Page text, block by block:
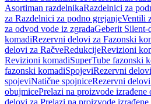
Asortiman razdelnikaRazdelnici za
za Razdelnici za podno grejanjeVentili
za odvod vode iz zgradaGeberit Silent-
komadiRezervni delovi za Fazonski
delovi za RačveRedukcijeRevizioni
Revizioni komadiSuperTube fazonski
fazonski komadiSpojeviRezervni
spojeviNatične spojniceRezervni
obujmicePrelazi na proizvode izrađene
delovi za Prelazi na proizvode